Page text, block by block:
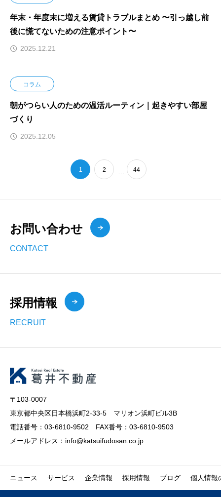
年末・年度末に増える賃貸トラブルまとめ 〜引っ越し前
後に慌てないための注意ポイント〜
2025.12.21
コラム
朝がつらい人のための温活ルーティン｜起きやすい部屋
づくり
2025.12.05
1 2 44
お問い合わせ
CONTACT
採用情報
RECRUIT
〒103-0007
東京都中央区日本橋浜町2-33-5 マリオン浜町ビル3B
電話番号：03-6810-9502 FAX番号：03-6810-9503
メールアドレス：info@katsuifudosan.co.jp
ニュース サービス 企業情報 採用情報 ブログ 個人情報